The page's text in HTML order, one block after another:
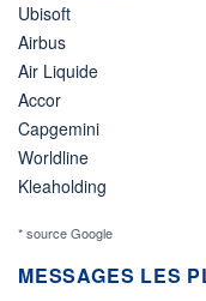
Ubisoft
Airbus
Air Liquide
Accor
Capgemini
Worldline
Kleaholding
* source Google
MESSAGES LES